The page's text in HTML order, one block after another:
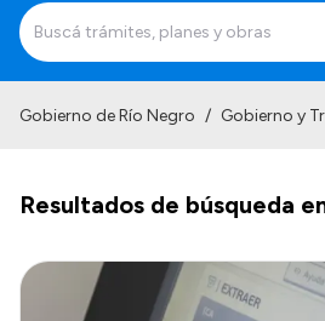
Misión
Autoridades, Áreas y
Delegaciones
Gobierno de Río Negro / Gobierno y
Resultados de búsqueda